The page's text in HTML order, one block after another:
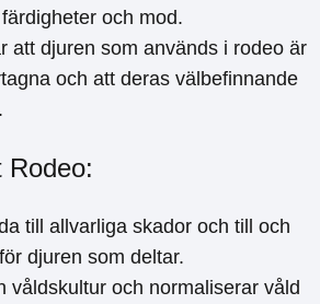
och mod.
att djuren som används i rodeo är
och att deras välbefinnande
Rodeo:
till allvarliga skador och till och
djuren som deltar.
våldskultur och normaliserar våld